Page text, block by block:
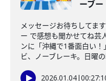
ーブー
メッセージお待ちしてま
ー で感想も聞かせてね芸
ンに「沖縄で1番面白い
ビ、ノーブレーキ。日曜の
2026.01.04|